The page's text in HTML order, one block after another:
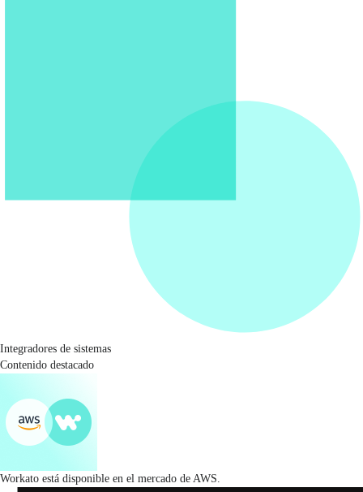
Integradores de sistemas
Contenido destacado
Workato está disponible en el mercado de AWS.